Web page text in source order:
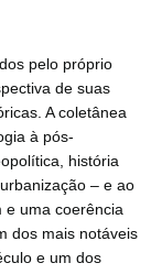
pelo próprio
de suas
A coletânea
à pós-
história
– e ao
e uma coerência
dos mais notáveis
e um dos